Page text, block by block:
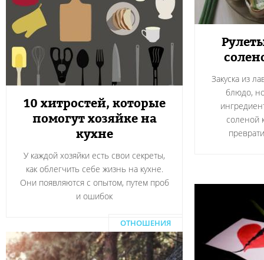
Закуска из
блюдо,
соленой
10 хитростей, которые
помогут хозяйке на
кухне
У каждой хозяйки есть свои секреты,
как облегчить себе жизнь на кухне.
Они появляются с опытом, путем проб
и ошибок
ОТНОШЕНИЯ